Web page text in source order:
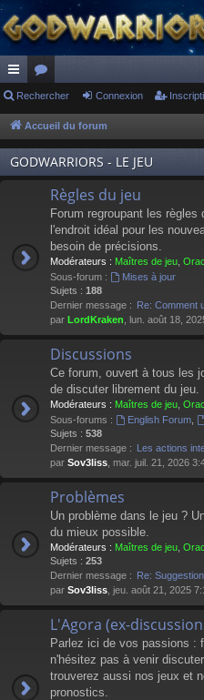
ac
co
ur
ci
or
u
m
s
Rechercher Connexion
Accueil du forum
GODWARRIORS - LE JEU
Règles du jeu
Forum regroupant les
l'endroit idéal pour les
besoin de précisions.
Modérateurs : Maîtres de jeu
Sous-forum :
Mises à jour
Sujets : 188
Dernier message : Re: Comment
par LordKraken , lun. août 18,
Discussions
Ce forum, ouvert à tous les
de discuter librement du jeu.
Modérateurs : Maîtres de jeu
Sous-forums :
English Forum,
Sujets : 538
Dernier message : Les actions
par Sov3liss , mar. juil. 21, 2026
Problèmes
Un problème dans le jeu ?
du mieux possible.
Modérateurs : Maîtres de jeu
Sujets : 253
Dernier message : Re:
par Sov3liss , jeu. août 21, 2025
L'Agora (ex-
Parlez ici de vos passions :
n'hésitez pas à venir
trouverez aussi nos jeux et
pronostics.